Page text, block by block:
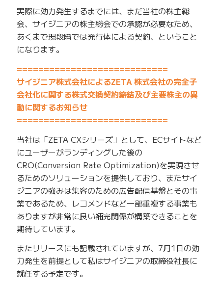
実際に効力発生するまでには、まだ当社の株主総
会、サイジニアの株主総会での承認が必要なため、
あくまで現段階では発行体による契約、ということ
になります。
============================
サイジニア株式会社によるZETA 株式会社の完全子
会社化に関する株式交換契約締結及び主要株主の異
動に関するお知らせ
============================
当社は「ZETA CXシリーズ」として、ECサイトなど
にユーザーがランディングした後の
CRO(Conversion Rate Optimization)を実現させ
るためのソリューションを提供しており、またサイ
ジニアの強みは集客のための広告配信基盤とその事
業であるため、レコメンドなど一部重複する事業も
ありますが非常に良い補完関係が構築できることを
期待しています。
またリリースにも記載されていますが、7月1日の効
力発生を前提として私はサイジニアの取締役社長に
就任する予定です。